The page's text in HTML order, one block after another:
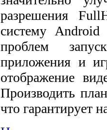
разрешения
систему
проблем
приложения и
отображение
Производить
что гарантирует